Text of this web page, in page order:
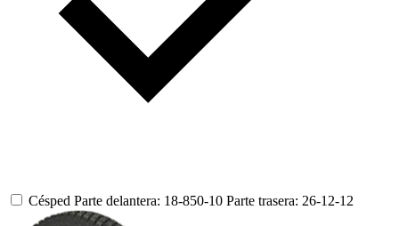
Césped Parte delantera: 18-850-10 Parte trasera: 26-12-12